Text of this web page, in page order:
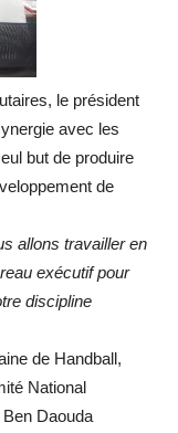
le président
avec les
but de produire
de
allons travailler en
exécutif pour
discipline
de Handball,
National
Daouda